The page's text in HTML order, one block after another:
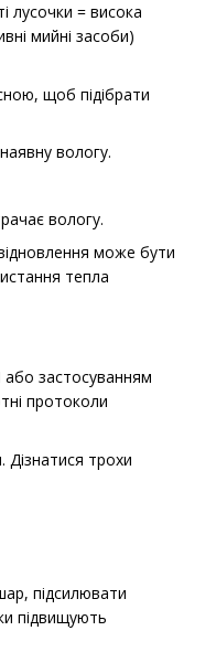
лусочки = висока
мийні засоби)
щоб підібрати
вологу.
вологу.
може бути
тепла
або застосуванням
протоколи
трохи
підсилювати
підвищують